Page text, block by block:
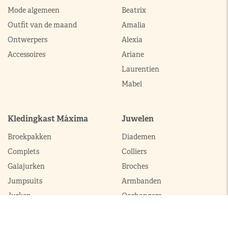
Mode algemeen
Outfit van de maand
Ontwerpers
Accessoires
Beatrix
Amalia
Alexia
Ariane
Laurentien
Mabel
Kledingkast Máxima
Broekpakken
Complets
Galajurken
Jumpsuits
Jurken
Juwelen
Diademen
Colliers
Broches
Armbanden
Oorhangers